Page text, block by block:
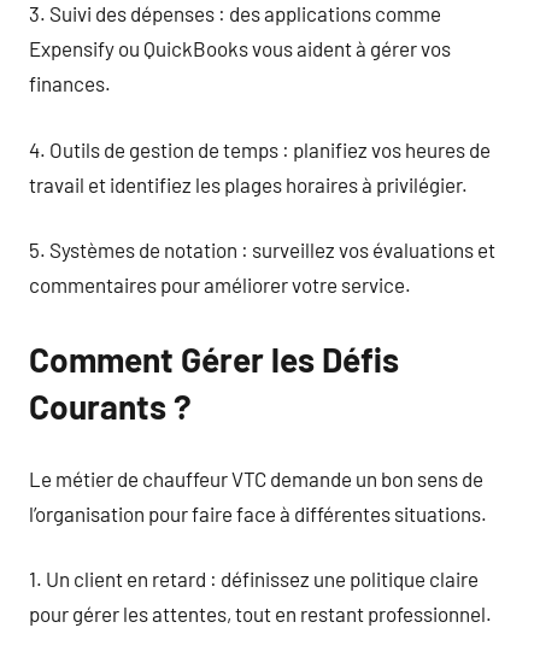
3. Suivi des dépenses : des applications comme
Expensify ou QuickBooks vous aident à gérer vos
finances.
4. Outils de gestion de temps : planifiez vos heures de
travail et identifiez les plages horaires à privilégier.
5. Systèmes de notation : surveillez vos évaluations et
commentaires pour améliorer votre service.
Comment Gérer les Défis
Courants ?
Le métier de chauffeur VTC demande un bon sens de
l’organisation pour faire face à différentes situations.
1. Un client en retard : définissez une politique claire
pour gérer les attentes, tout en restant professionnel.